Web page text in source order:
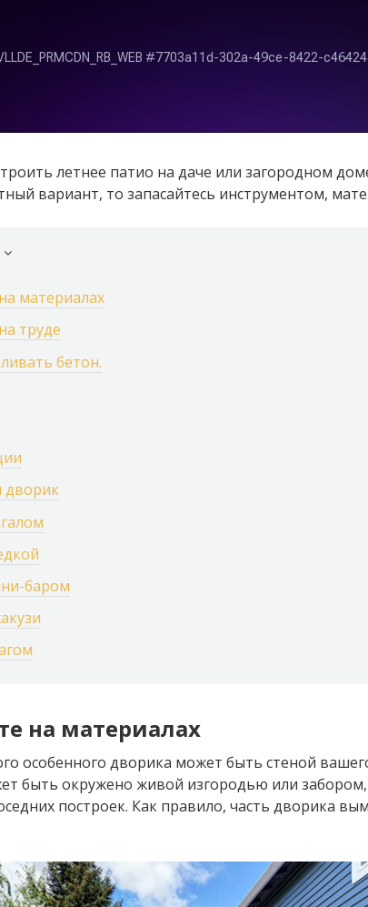
летнее патио на даче или загородном
вариант, то запасайтесь инструментом,
материалах
труде
бетон.
дворик
баром
на материалах
особенного дворика может быть стеной
быть окружено живой изгородью или
построек. Как правило, часть дворика